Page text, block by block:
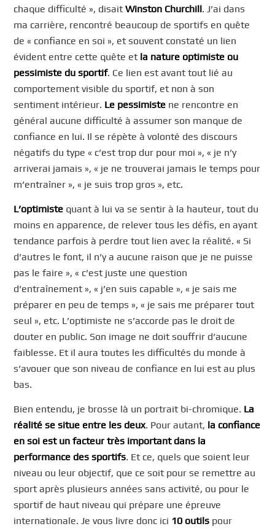
chaque difficulté », disaitWinston Churchill. J’ai dans
ma carrière, rencontré beaucoup de sportifs en quête
de « confiance en soi », et souvent constaté un lien
évident entre cette quête et la nature optimiste ou
pessimiste du sportif. Ce lien est avant tout lié au
comportement visible du sportif, et non à son
sentiment intérieur. Le pessimiste ne rencontre en
général aucune difficulté à assumer son manque de
confiance en lui. Il se répète à volonté des discours
négatifs du type « c’est trop dur pour moi », « je n’y
arriverai jamais », « je ne trouverai jamais le temps pour
m’entraîner », « je suis trop gros », etc.
L’optimiste quant à lui va se sentir à la hauteur, tout du
moins en apparence, de relever tous les défis, en ayant
tendance parfois à perdre tout lien avec la réalité. « Si
d’autres le font, il n’y a aucune raison que je ne puisse
pas le faire », « c’est juste une question
d’entraînement », « j’en suis capable », « je sais me
préparer en peu de temps », « je sais me préparer tout
seul », etc. L’optimiste ne s’accorde pas le droit de
douter en public. Son image ne doit souffrir d’aucune
faiblesse. Et il aura toutes les difficultés du monde à
s’avouer que son niveau de confiance en lui est au plus
bas.
Bien entendu, je brosse là un portrait bi-chromique. La
réalité se situe entre les deux. Pour autant, la confiance
en soi est un facteur très important dans la
performance des sportifs. Et ce, quels que soient leur
niveau ou leur objectif, que ce soit pour se remettre au
sport après plusieurs années sans activité, ou pour le
sportif de haut niveau qui prépare une épreuve
internationale. Je vous livre donc ici 10 outils pour